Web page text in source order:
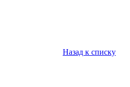
Назад к списку